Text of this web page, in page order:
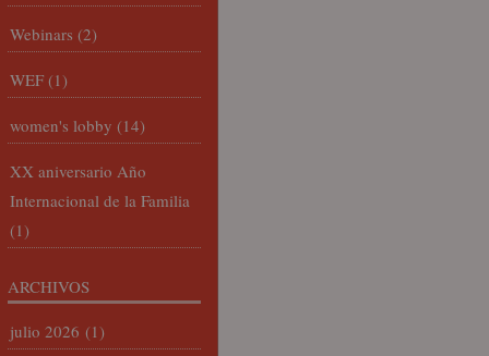
Webinars (2)
WEF (1)
women's lobby (14)
XX aniversario Año
Internacional de la Familia
(1)
ARCHIVOS
julio 2026 (1)